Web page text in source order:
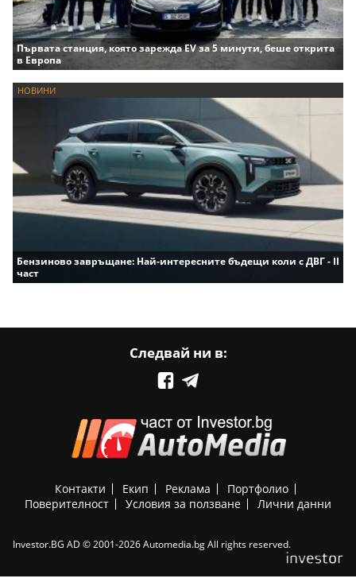
Първата станция, която зарежда EV за 5 минути, беше открита
в Европа
НОВИНИ
Бензиново завръщане: Най-интересните бъдещи коли с ДВГ - II
част
Следвай ни в:
Контакти Екип Реклама
Портфолио
Поверителност
Условия за ползване Лични данни
Investor.BG AD © 2001-2026 Automedia.bg All rights reserved.